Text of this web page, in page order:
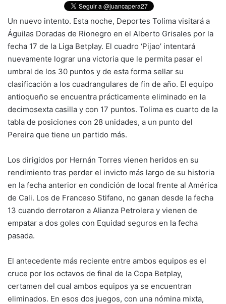
Un nuevo intento. Esta noche, Deportes Tolima visitará a
Águilas Doradas de Rionegro en el Alberto Grisales por la
fecha 17 de la Liga Betplay. El cuadro ‘Pijao’ intentará
nuevamente lograr una victoria que le permita pasar el
umbral de los 30 puntos y de esta forma sellar su
clasificación a los cuadrangulares de fin de año. El equipo
antioqueño se encuentra prácticamente eliminado en la
decimosexta casilla y con 17 puntos. Tolima es cuarto de la
tabla de posiciones con 28 unidades, a un punto del
Pereira que tiene un partido más.
Los dirigidos por Hernán Torres vienen heridos en su
rendimiento tras perder el invicto más largo de su historia
en la fecha anterior en condición de local frente al América
de Cali. Los de Franceso Stifano, no ganan desde la fecha
13 cuando derrotaron a Alianza Petrolera y vienen de
empatar a dos goles con Equidad seguros en la fecha
pasada.
El antecedente más reciente entre ambos equipos es el
cruce por los octavos de final de la Copa Betplay,
certamen del cual ambos equipos ya se encuentran
eliminados. En esos dos juegos, con una nómina mixta,